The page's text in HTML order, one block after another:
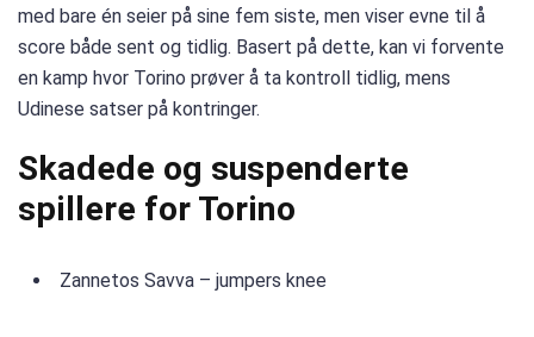
med bare én seier på sine fem siste, men viser evne til å
score både sent og tidlig. Basert på dette, kan vi forvente
en kamp hvor Torino prøver å ta kontroll tidlig, mens
Udinese satser på kontringer.
Skadede og suspenderte
spillere for Torino
Zannetos Savva – jumpers knee